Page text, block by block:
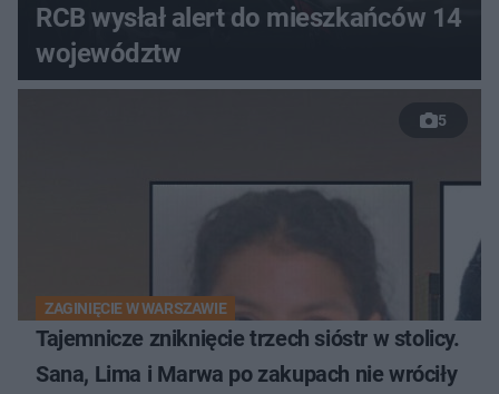
RCB wysłał alert do mieszkańców 14
województw
5
ZAGINIĘCIE W WARSZAWIE
Tajemnicze zniknięcie trzech sióstr w stolicy.
Sana, Lima i Marwa po zakupach nie wróciły